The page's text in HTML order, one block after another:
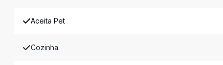
Aceita Pet
Cozinha